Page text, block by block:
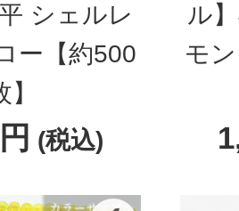
シェルレ
ー【約500
】
(税込)
ル
モ